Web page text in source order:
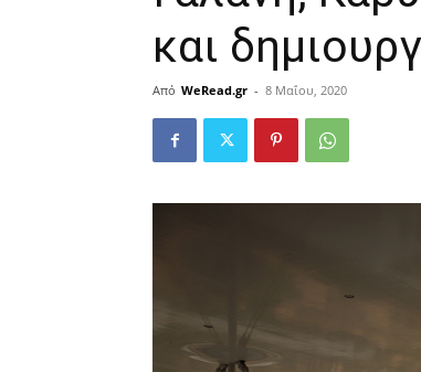
και
Από WeRead.gr - 8 Μαΐου, 2020